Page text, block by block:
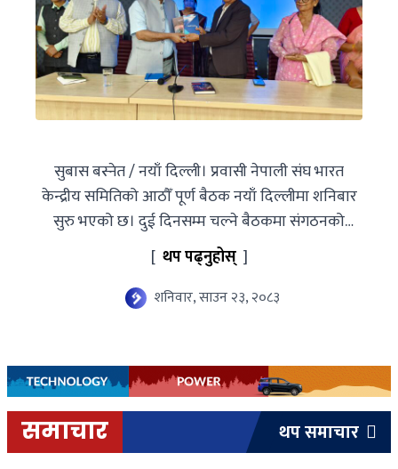
सुबास बस्नेत / नयाँ दिल्ली। प्रवासी नेपाली संघ भारत
केन्द्रीय समितिको आठौँ पूर्ण बैठक नयाँ दिल्लीमा शनिबार
सुरु भएको छ। दुई दिनसम्म चल्ने बैठकमा संगठनको
वर्तमान अवस्था, व्यवस्था, भावी कार्ययोजना तथा नवौँ
अधिवेशनका लागि आयोजक […]
[ थप पढ्नुहोस् ]
शनिवार, साउन २३, २०८३
समाचार थप समाचार